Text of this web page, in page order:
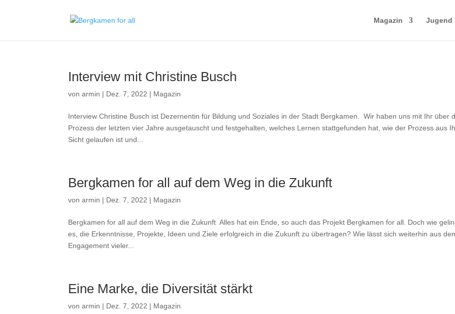
Magazin Jugend
Interview mit Christine Busch
vonarmin | Dez. 7, 2022 | Magazin
Interview Christine Busch ist Dezernentin für Bildung und Soziales in der Stadt Bergkamen. Wir haben uns mit Ihr über
Prozess der letzten vier Jahre ausgetauscht und festgehalten, welches Lernen stattgefunden hat, wie der Prozess aus
Sicht gelaufen ist und...
Bergkamen for all auf dem Weg in die Zukunft
vonarmin | Dez. 7, 2022 | Magazin
Bergkamen for all auf dem Weg in die Zukunft Alles hat ein Ende, so auch das Projekt Bergkamen for all. Doch wie
es, die Erkenntnisse, Projekte, Ideen und Ziele erfolgreich in die Zukunft zu übertragen? Wie lässt sich weiterhin aus
Engagement vieler...
Eine Marke, die Diversität stärkt
vonarmin | Dez. 7, 2022 | Magazin